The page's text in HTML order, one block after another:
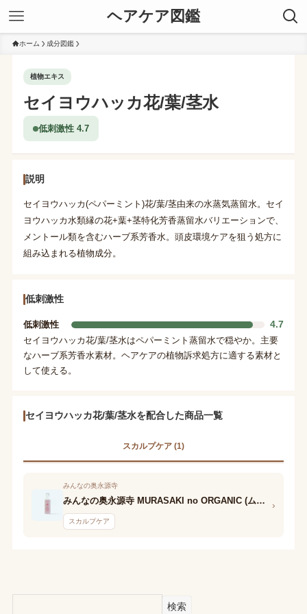
ヘアケア図鑑
ホーム 成分図鑑
植物エキス
セイヨウハッカ花/葉/茎水
低刺激性 4.7
説明
セイヨウハッカ(ペパーミント)花/葉/茎由来の水蒸気蒸留水。セイ
ヨウハッカ水類縁の花+葉+茎特化芳香蒸留水バリエーションで、
メントール類を含むハーブ系芳香水。頭皮環境ケアを狙う処方に
組み込まれる植物成分。
低刺激性
低刺激性 4.7
セイヨウハッカ花/葉/茎水はペパーミント蒸留水で穏やか。主要
なハーブ系芳香水素材。ヘアケアの植物訴求処方に適する素材と
して使える。
セイヨウハッカ花/葉/茎水を配合した商品一覧
スカルプケア (1)
みんなの奥永源寺
みんなの奥永源寺 MURASAKI no ORGANIC (ムラサキノ オーガニック ) 養毛料 Scalp essence
スカルプケア
›
検索